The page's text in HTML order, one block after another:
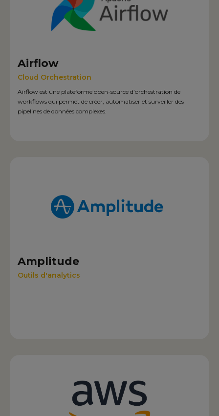
Airflow
Cloud Orchestration
Airflow est une plateforme open-source d’orchestration de
workflows qui permet de créer, automatiser et surveiller des
pipelines de données complexes.
Amplitude
Outils d'analytics